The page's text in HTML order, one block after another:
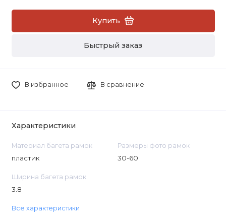
Купить
Быстрый заказ
В избранное В сравнение
Характеристики
Материал багета рамок
пластик
Размеры фото рамок
30-60
Ширина багета рамок
3.8
Все характеристики